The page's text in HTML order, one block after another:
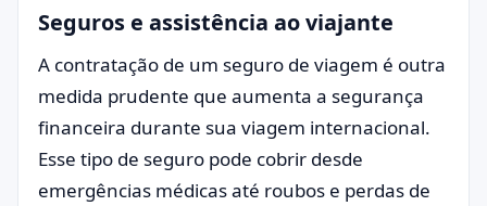
Seguros e assistência ao viajante
A contratação de um seguro de viagem é outra
medida prudente que aumenta a segurança
financeira durante sua viagem internacional.
Esse tipo de seguro pode cobrir desde
emergências médicas até roubos e perdas de